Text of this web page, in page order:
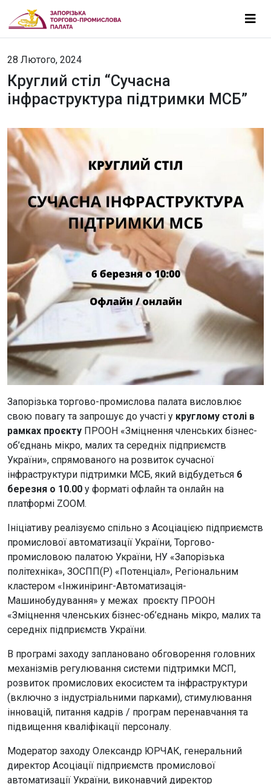
28 Лютого, 2024
Круглий стіл “Сучасна
інфраструктура підтримки МСБ”
Запорізька торгово-промислова палата висловлює
свою повагу та запрошує до участі у круглому столі в
рамках проєкту ПРООН «Зміцнення членських бізнес-
об’єднань мікро, малих та середніх підприємств
України», спрямованого на розвиток сучасної
інфраструктури підтримки МСБ, який відбудеться 6
березня о 10.00 у форматі офлайн та онлайн на
платформі ZOOM.
Ініціативу реалізуємо спільно з Асоціацією підприємств
промислової автоматизації України, Торгово-
промисловою палатою України, НУ «Запорізька
політехніка», ЗОСПП(Р) «Потенціал», Регіональним
кластером «Інжиніринг-Автоматизація-
Машинобудування» у межах проєкту ПРООН
«Зміцнення членських бізнес-об’єднань мікро, малих та
середніх підприємств України.
В програмі заходу заплановано обговорення головних
механізмів регулювання системи підтримки МСП,
розвиток промислових екосистем та інфраструктури
(включно з індустріальними парками), стимулювання
інновацій, питання кадрів / програм перенавчання та
підвищення кваліфікації персоналу.
Модератор заходу Олександр ЮРЧАК, генеральний
директор Асоціації підприємств промислової
автоматизації України, виконавчий директор